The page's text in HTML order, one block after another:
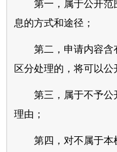
第一，属于公开
息的方式和途径；
第二，申请内容
区分处理的，将可以公
第三，属于不予公
理由；
第四，对不属于本